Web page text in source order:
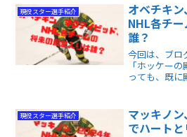
現役スター選手紹介
オベチキン
NHL各チ
誰？
今回は、ブロ
「ホッケー
っても、既に
どの選手も所
り。
現役スター選手紹介
マッキノ
でハート